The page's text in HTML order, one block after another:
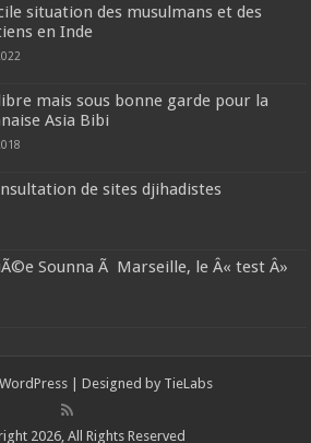
situation des musulmans et des
en Inde
mais sous bonne garde pour la
Asia Bibi
de sites djihadistes
Sounna Ã Marseille, le Â« test Â»
WordPress | Designed by TieLabs
2026, All Rights Reserved